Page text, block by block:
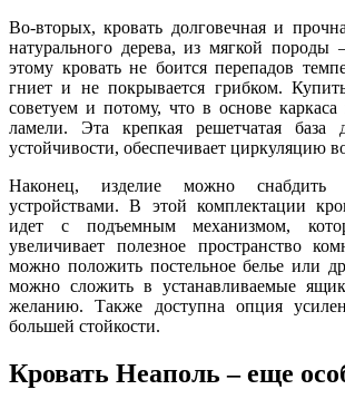
Во-вторых, кровать долговечная и
натурального дерева, из мягкой породы
этому кровать не боится перепадов
гниет и не покрывается грибком.
советуем и потому, что в основе каркаса
ламели. Эта крепкая решетчатая база
устойчивости, обеспечивает циркуляцию
Наконец, изделие можно снабдить
устройствами. В этой комплектации
идет с подъемным механизмом,
увеличивает полезное пространство
можно положить постельное белье или
можно сложить в устанавливаемые
желанию. Также доступна опция
большей стойкости.
Кровать Неаполь – еще